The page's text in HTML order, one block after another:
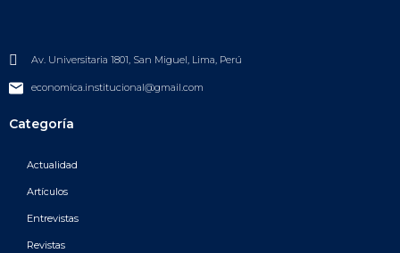
Av. Universitaria 1801, San Miguel, Lima, Perú
economica.institucional@gmail.com
Categoría
Actualidad
Artículos
Entrevistas
Revistas